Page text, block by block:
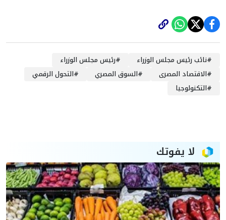
#نائب رئيس مجلس الوزراء #رئيس مجلس الوزراء
#الاقتصاد المصرى #السوق المصري #التحول الرقمي
#التكنولوجيا
لا يفوتك